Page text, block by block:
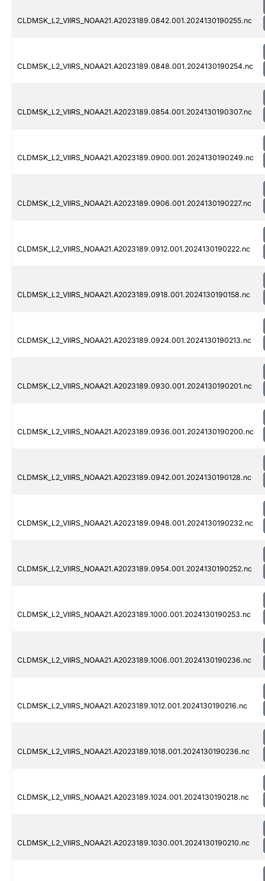
CLDMSK_L2_VIIRS_NOAA21.A2023189.0842.001.2024130190255.nc
CLDMSK_L2_VIIRS_NOAA21.A2023189.0848.001.2024130190254.nc
CLDMSK_L2_VIIRS_NOAA21.A2023189.0854.001.2024130190307.nc
CLDMSK_L2_VIIRS_NOAA21.A2023189.0900.001.2024130190249.nc
CLDMSK_L2_VIIRS_NOAA21.A2023189.0906.001.2024130190227.nc
CLDMSK_L2_VIIRS_NOAA21.A2023189.0912.001.2024130190222.nc
CLDMSK_L2_VIIRS_NOAA21.A2023189.0918.001.2024130190158.nc
CLDMSK_L2_VIIRS_NOAA21.A2023189.0924.001.2024130190213.nc
CLDMSK_L2_VIIRS_NOAA21.A2023189.0930.001.2024130190201.nc
CLDMSK_L2_VIIRS_NOAA21.A2023189.0936.001.2024130190200.nc
CLDMSK_L2_VIIRS_NOAA21.A2023189.0942.001.2024130190128.nc
CLDMSK_L2_VIIRS_NOAA21.A2023189.0948.001.2024130190232.nc
CLDMSK_L2_VIIRS_NOAA21.A2023189.0954.001.2024130190252.nc
CLDMSK_L2_VIIRS_NOAA21.A2023189.1000.001.2024130190253.nc
CLDMSK_L2_VIIRS_NOAA21.A2023189.1006.001.2024130190236.nc
CLDMSK_L2_VIIRS_NOAA21.A2023189.1012.001.2024130190216.nc
CLDMSK_L2_VIIRS_NOAA21.A2023189.1018.001.2024130190236.nc
CLDMSK_L2_VIIRS_NOAA21.A2023189.1024.001.2024130190218.nc
CLDMSK_L2_VIIRS_NOAA21.A2023189.1030.001.2024130190210.nc